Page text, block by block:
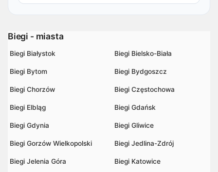
Biegi - miasta
Biegi Białystok Biegi Bielsko-Biała
Biegi Bytom Biegi Bydgoszcz
Biegi Chorzów Biegi Częstochowa
Biegi Elbląg Biegi Gdańsk
Biegi Gdynia Biegi Gliwice
Biegi Gorzów Wielkopolski Biegi Jedlina-Zdrój
Biegi Jelenia Góra Biegi Katowice